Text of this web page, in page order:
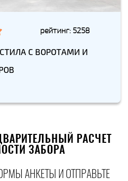
рейтинг: 5258
С ВОРОТАМИ И
РАСЧЕТ
ЗАБОРА
АНКЕТЫ И ОТПРАВЬТЕ